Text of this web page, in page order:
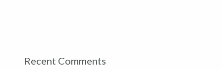
Recent Comments